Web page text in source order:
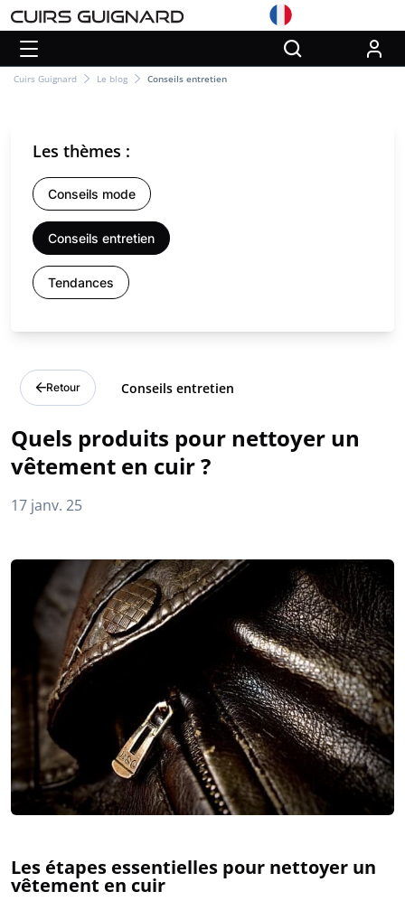
Cuirs Guignard Le blog Conseils entretien
Les thèmes :
Conseils mode
Conseils entretien
Tendances
Retour Conseils entretien
Quels produits pour nettoyer un
vêtement en cuir ?
17 janv. 25
Les étapes essentielles pour nettoyer un
vêtement en cuir